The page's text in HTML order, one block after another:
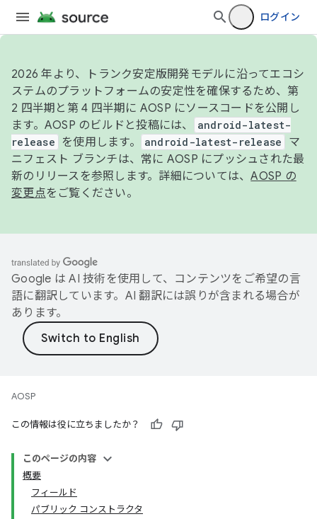
ログイン
2026 年より、トランク安定版開発モデルに沿ってエコシ
ステムのプラットフォームの安定性を確保するため、第
2 四半期と第 4 四半期に AOSP にソースコードを公開し
ます。AOSP のビルドと投稿には、
android-latest-
release
を使用します。 android-latest-release
マ
ニフェスト ブランチは、常に AOSP にプッシュされた最
新のリリースを参照します。詳細については、AOSP の
変更点をご覧ください。
Google は AI 技術を使用して、コンテンツをご希望の言
語に翻訳しています。AI 翻訳には誤りが含まれる場合が
あります。
AOSP
この情報は役に立ちましたか？
このページの内容
概要
フィールド
パブリック コンストラクタ